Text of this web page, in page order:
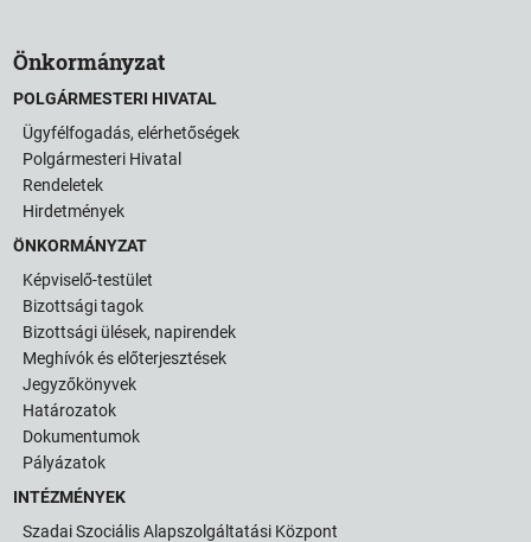
Önkormányzat
POLGÁRMESTERI HIVATAL
Ügyfélfogadás, elérhetőségek
Polgármesteri Hivatal
Rendeletek
Hirdetmények
ÖNKORMÁNYZAT
Képviselő-testület
Bizottsági tagok
Bizottsági ülések, napirendek
Meghívók és előterjesztések
Jegyzőkönyvek
Határozatok
Dokumentumok
Pályázatok
INTÉZMÉNYEK
Szadai Szociális Alapszolgáltatási Központ